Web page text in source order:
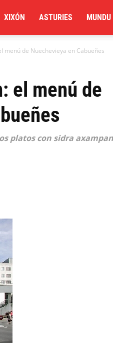
XIXÓN ASTURIES MUNDU
menú de Nuechevieya en Cabueñes
el menú de
platos con sidra